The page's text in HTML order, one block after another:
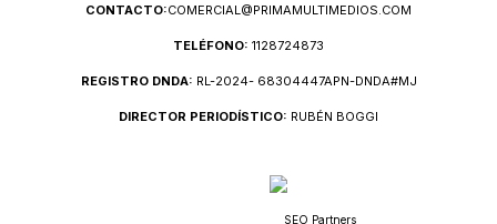
CONTACTO:COMERCIAL@PRIMAMULTIMEDIOS.COM
TELÉFONO: 1128724873
REGISTRO DNDA: RL-2024- 68304447APN-DNDA#MJ
DIRECTOR PERIODÍSTICO: RUBÉN BOGGI
SEO Partners